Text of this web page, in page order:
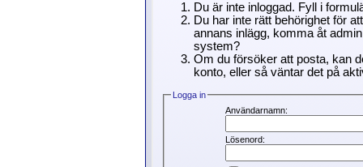
Du är inte inloggad. Fyll i
Du har inte rätt behörighet för
annans inlägg, komma åt
system?
Om du försöker att posta, kan
konto, eller så väntar det på
Logga in
Användarnamn:
Lösenord: